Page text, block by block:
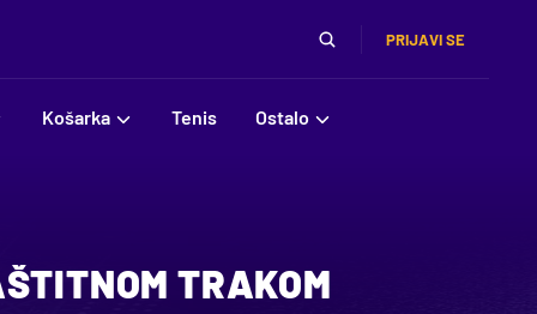
PRIJAVI SE
Košarka Tenis Ostalo
TRAKOM